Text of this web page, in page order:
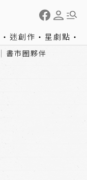
迷創作 星劇點
書市圈夥伴